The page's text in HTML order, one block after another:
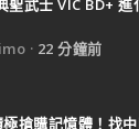
聖武士 VIC BD+
22 分鐘前
搶購記憶體！找